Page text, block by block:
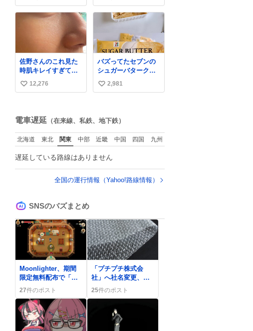
ら)
い
い
クトシティつくって
高齢者を住ませる考
えらしい 病院も全部
い
い
ね
佐野さんのこれ見た
時肌キレイすぎてび
っくりしたし、やは
りアイドルって体型･
い
数
12,276
バズってたセブンの
シュガーバタークレ
ープうますぎて
7NOWで買い溜め🛒
い
数
2,981
電車遅延 （在来線、私鉄、地下鉄）
北海道 東北 関東 中部 近畿 中国 四国 九州
遅延している路線はありません
全国の運行情報（Yahoo!路線情報）
SNSのバズまとめ
Moonlighter、期間
限定無料配布で「無
料ですって！？」と
ユーザー歓喜
27件のポスト
「プチプチ株式会
社」へ社名変更、ユ
ーザーから「かわい
い」や「最高」の声
25件のポスト